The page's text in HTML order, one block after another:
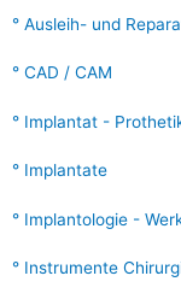
Ausleih- und
CAD / CAM
Implantat -
Implantate
Implantologie -
Instrumente